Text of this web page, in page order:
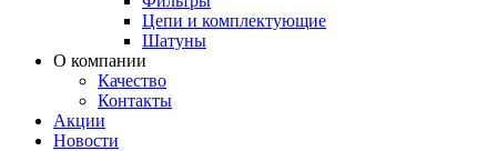
Цепи и комплектующие
Шатуны
О компании
Качество
Контакты
Акции
Новости